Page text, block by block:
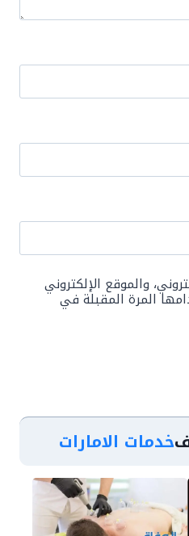
والموقع الإلكتروني
المرة المقبلة في
خدمات الامارات